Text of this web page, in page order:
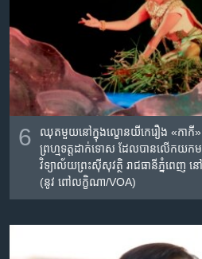
6
ឈុតមួយ​នៅ​ក្នុង​ល្ខោន​យីកេ​រឿង​ «កាកី»​ ត្
ព្រហ្មទត្ត​ដាក់ទោស​ ដែល​បាន​លើក​យក​
វិទ្យាល័យ​ព្រះស៊ីសុវត្ថិ​ រាជធានី​ភ្នំពេញ​
(នូវ ពៅលក្ខិណា/VOA)